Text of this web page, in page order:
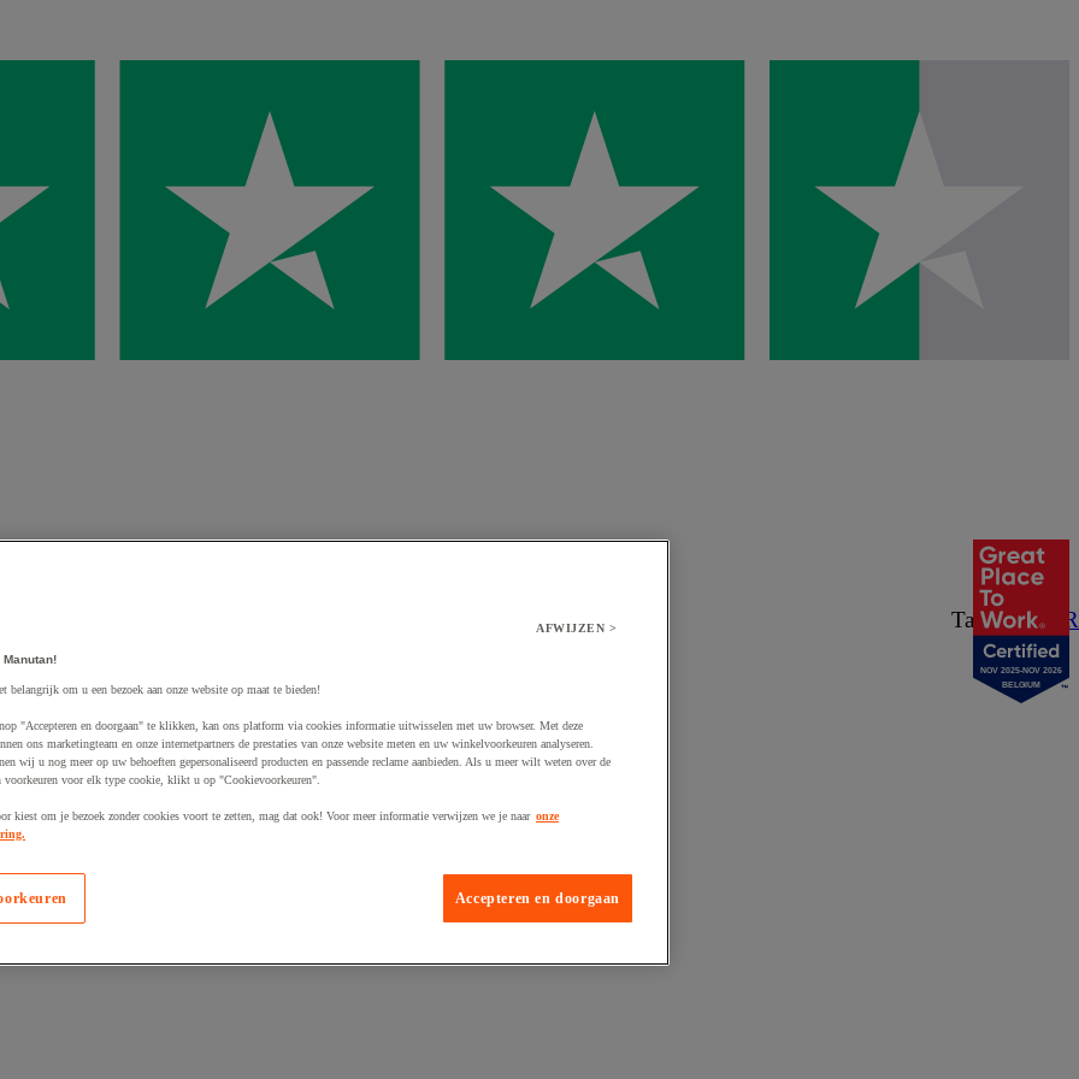
Taal:NL/ FR
aan winkelwagen
NOV 2025-NOV 2026
BELGIUM
AFWIJZEN >
belangrijk om u een bezoek aan onze website op maat te bieden!
"Accepteren en doorgaan" te klikken, kan ons platform via cookies informatie uitwisselen met uw browser. Met deze
ons marketingteam en onze internetpartners de prestaties van onze website meten en uw winkelvoorkeuren analyseren.
wij u nog meer op uw behoeften gepersonaliseerd producten en passende reclame aanbieden. Als u meer wilt weten over de
voorkeuren voor elk type cookie, klikt u op "Cookievoorkeuren".
kiest om je bezoek zonder cookies voort te zetten, mag dat ook! Voor meer informatie verwijzen we je naar onze
Accepteren en doorgaan